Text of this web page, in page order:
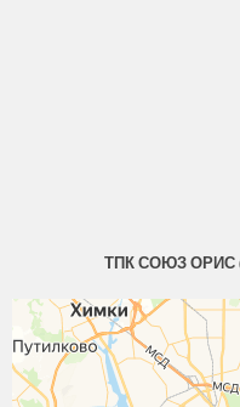
ТПК СОЮЗ ОРИС